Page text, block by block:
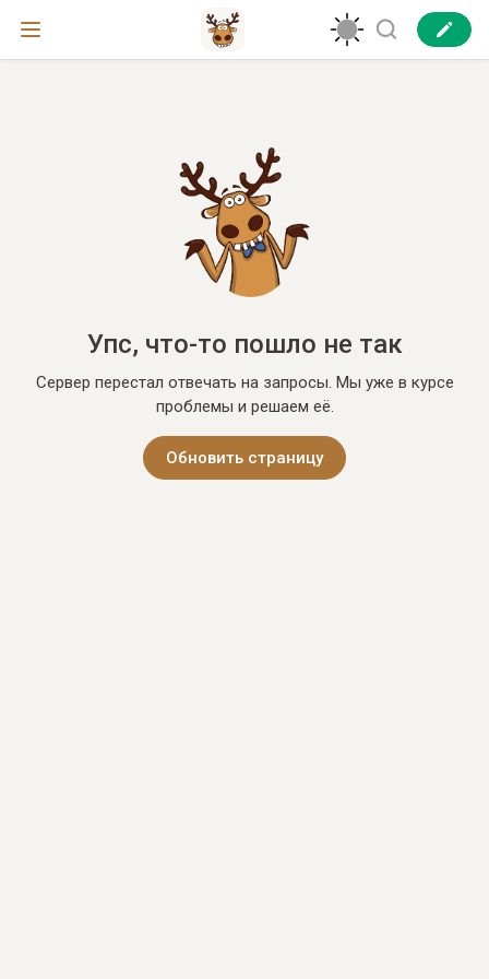
Упс, что-то пошло не так
Сервер перестал отвечать на запросы. Мы уже в курсе
проблемы и решаем её.
Обновить страницу